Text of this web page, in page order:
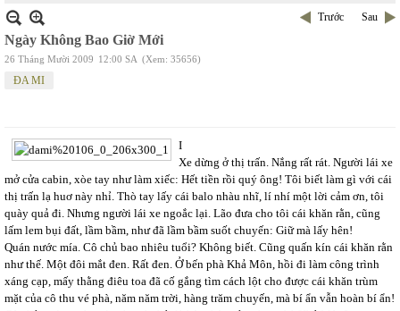
Trước Sau
Ngày Không Bao Giờ Mới
26 Tháng Mười 2009 12:00 SA (Xem: 35656)
ĐA MI
I
Xe dừng ở thị trấn. Nắng rất rát. Người lái xe
mở cửa cabin, xòe tay như làm xiếc: Hết tiền rồi quý ông! Tôi biết làm gì với cái
thị trấn lạ huơ này nhỉ. Thò tay lấy cái balo nhàu nhĩ, lí nhí một lời cảm ơn, tôi
quày quả đi. Nhưng người lái xe ngoắc lại. Lão đưa cho tôi cái khăn rằn, cũng
lấm lem bụi đất, lầm bầm, như đã lầm bầm suốt chuyến: Giữ mà lấy hên!
Quán nước mía. Cô chủ bao nhiêu tuổi? Không biết. Cũng quấn kín cái khăn rằn
như thế. Một đôi mắt đen. Rất đen. Ở bến phà Khả Môn, hồi đi làm công trình
xáng cạp, mấy thằng điêu toa đã cố gắng tìm cách lột cho được cái khăn trùm
mặt của cô thu vé phà, năm năm trời, hàng trăm chuyến, mà bí ẩn vẫn hoàn bí ẩn!